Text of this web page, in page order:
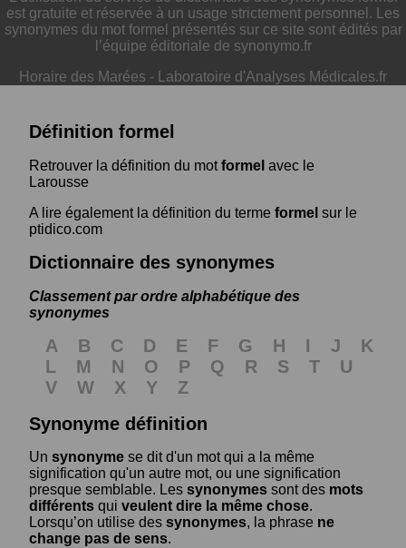
est gratuite et réservée à un usage strictement personnel. Les
synonymes du mot formel présentés sur ce site sont édités par
l’équipe éditoriale de synonymo.fr
Horaire des Marées - Laboratoire d'Analyses Médicales.fr
Définition formel
Retrouver la définition du motformel avec le
Larousse
A lire également la définition du terme formel sur le
ptidico.com
Dictionnaire des synonymes
Classement par ordre alphabétique des
synonymes
A B C D E F G H I J
K
L
M N O P Q R S T
U
V
W X Y
Z
Synonyme définition
Un synonyme se dit d'un mot qui a la même
signification qu'un autre mot, ou une signification
presque semblable. Les synonymes sont des mots
différents qui veulent dire la même chose.
Lorsqu’on utilise des synonymes, la phrase ne
change pas de sens.